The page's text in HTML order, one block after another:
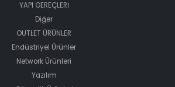
YAPI GEREÇLERİ
Diğer
OUTLET ÜRÜNLER
Endüstriyel Ürünler
Network Ürünleri
Yazılım